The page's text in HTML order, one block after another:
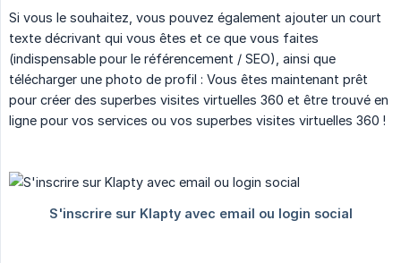
Si vous le souhaitez, vous pouvez également ajouter un court
texte décrivant qui vous êtes et ce que vous faites
(indispensable pour le référencement / SEO), ainsi que
télécharger une photo de profil : Vous êtes maintenant prêt
pour créer des superbes visites virtuelles 360 et être trouvé en
ligne pour vos services ou vos superbes visites virtuelles 360 !